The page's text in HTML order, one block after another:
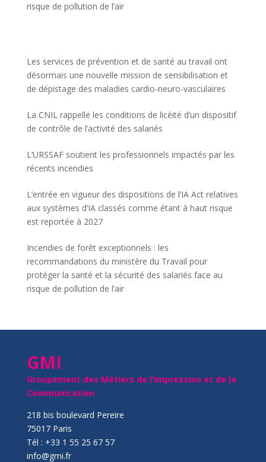
risque de pollution de l’air
Les services de prévention et de santé au travail ont
désormais une nouvelle mission de sensibilisation et
de dépistage des maladies cardio-neuro-vasculaires
La CNIL rappelle les conditions de licéité d’un dispositif
de contrôle de l’activité des salariés
L’URSSAF soutient les professionnels impactés par les
récents incendies
L’entrée en vigueur des dispositions de l’IA Act relatives
aux systèmes d’IA classés comme étant à haut risque
est reportée à 2027
Incendies de forêt exceptionnels : les
recommandations du ministère du Travail pour
protéger la santé et la sécurité des salariés face au
risque de pollution de l’air
GMI
Groupement des Métiers de l’Impression et de la
Communication
218 bis boulevard Pereire
75017 Paris
Tél : +33 1 55 25 67 57
info@gmi.fr